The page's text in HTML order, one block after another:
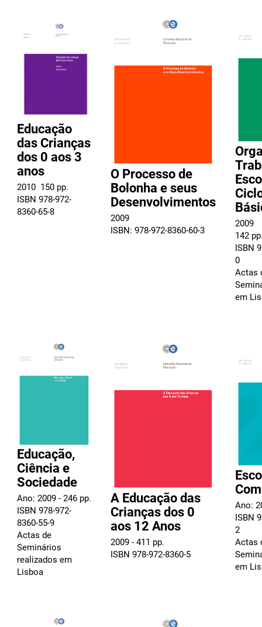
Educação
das Crianças
dos 0 aos 3
anos
2010  150 pp.
ISBN 978-972-
8360-65-8
O Processo de
Bolonha e seus
Desenvolvimentos
2009
ISBN: 978-972-8360-60-3
2009
142
ISBN
0
Actas
em
Educação,
Ciência e
Sociedade
Ano: 2009 - 246 pp.
ISBN 978-972-
8360-55-9
Actas de
Seminários
realizados em
Lisboa
A Educação das
Crianças dos 0
aos 12 Anos
2009 - 411 pp.
ISBN 978-972-8360-5
Ano:
ISBN
2
Actas
em